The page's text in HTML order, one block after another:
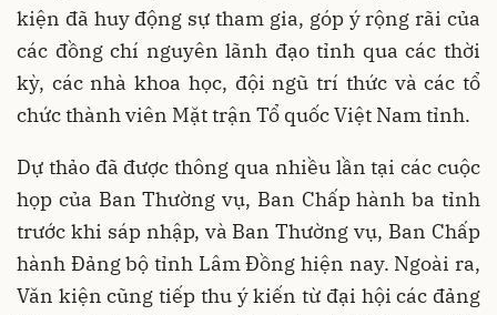
kiện đã huy động sự tham gia, góp ý rộng rãi của
các đồng chí nguyên lãnh đạo tỉnh qua các thời
kỳ, các nhà khoa học, đội ngũ trí thức và các tổ
chức thành viên Mặt trận Tổ quốc Việt Nam tỉnh.
Dự thảo đã được thông qua nhiều lần tại các cuộc
họp của Ban Thường vụ, Ban Chấp hành ba tỉnh
trước khi sáp nhập, và Ban Thường vụ, Ban Chấp
hành Đảng bộ tỉnh Lâm Đồng hiện nay. Ngoài ra,
Văn kiện cũng tiếp thu ý kiến từ đại hội các đảng